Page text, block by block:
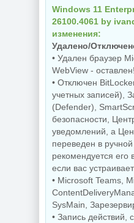
Windows 11
26100.4061 by
изменения:
Удалено/
• Удален браузер
WebView - оставлен!
• Отключен
учетных записей),
(Defender),
безопасности,
уведомлений, а
переведен в
рекомендуется его
если вас
• Microsoft Teams,
SysMain,
• Запись действий,